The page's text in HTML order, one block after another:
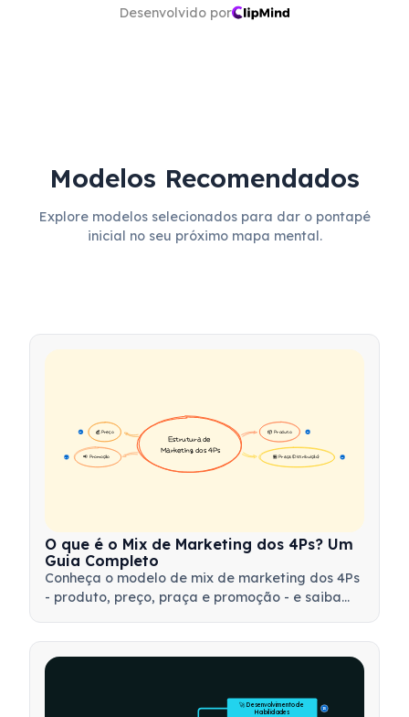
Desenvolvido por
Modelos Recomendados
Explore modelos selecionados para dar o pontapé
inicial no seu próximo mapa mental.
📦 Produto 16
💰 Preço
16
🏪 Praça (Distribuição) 17
📢 Promoção
17
Estrutura de
Marketing dos 4Ps
O que é o Mix de Marketing dos 4Ps? Um
Guia Completo
Conheça o modelo de mix de marketing dos 4Ps
- produto, preço, praça e promoção - e saiba
🚀 Desenvolvimento de
Habilidades
15